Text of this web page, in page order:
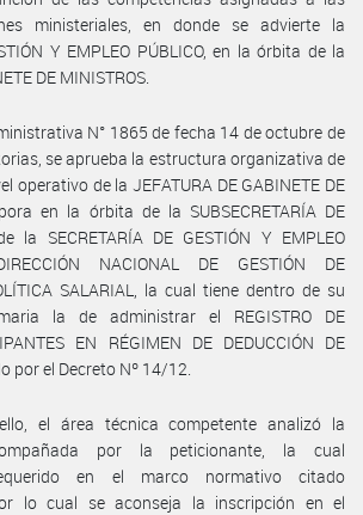
ministeriales, en donde se advierte la
Y EMPLEO PÚBLICO, en la órbita de la
DE MINISTROS.
N° 1865 de fecha 14 de octubre de
se aprueba la estructura organizativa de
operativo de la JEFATURA DE GABINETE DE
en la órbita de la SUBSECRETARÍA DE
la SECRETARÍA DE GESTIÓN Y EMPLEO
NACIONAL DE GESTIÓN DE
SALARIAL, la cual tiene dentro de su
la de administrar el REGISTRO DE
EN RÉGIMEN DE DEDUCCIÓN DE
por el Decreto Nº 14/12.
el área técnica competente analizó la
por la peticionante, la cual
en el marco normativo citado
lo cual se aconseja la inscripción en el